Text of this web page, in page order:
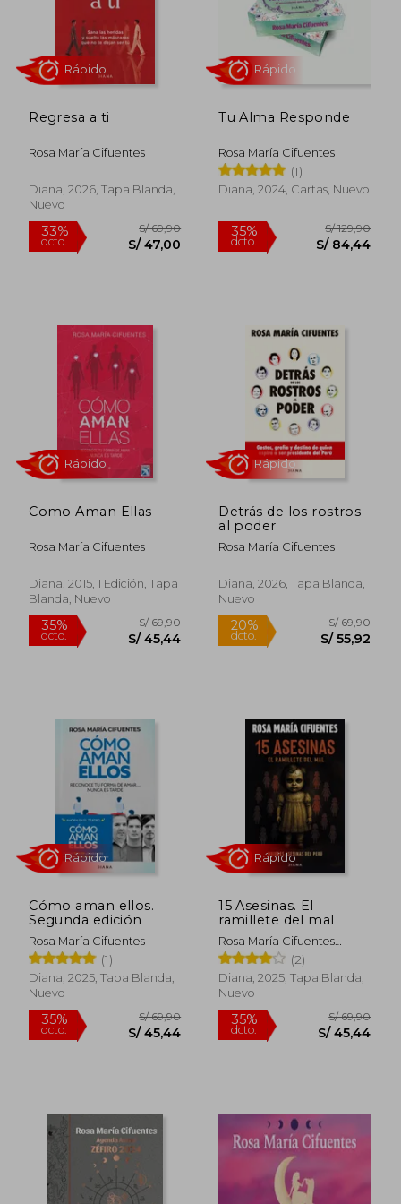
35%
dcto.
20%
dcto.
Rápido
Regresa a ti
Rosa María Cifuentes
Diana, 2026, Tapa Blanda,
Nuevo
33%
Rápido
Tu Alma Responde
Rosa María Cifuentes
(1)
Diana, 2024, Cartas, Nuevo
35%
dcto.
Como Aman Ellas
Rosa María Cifuentes
Diana, 2015, 1 Edición, Tapa
Blanda, Nuevo
Detrás de los rostros
al poder
Rosa María Cifuentes
Diana, 2026, Tapa Blanda,
Nuevo
Cómo aman ellos.
Segunda edición
Rosa María Cifuentes
(1)
Diana, 2025, Tapa Blanda,
Nuevo
15 Asesinas. El
ramillete del mal
Rosa María Cifuentes
Castañeda
(2)
Diana, 2025, Tapa Blanda,
Nuevo